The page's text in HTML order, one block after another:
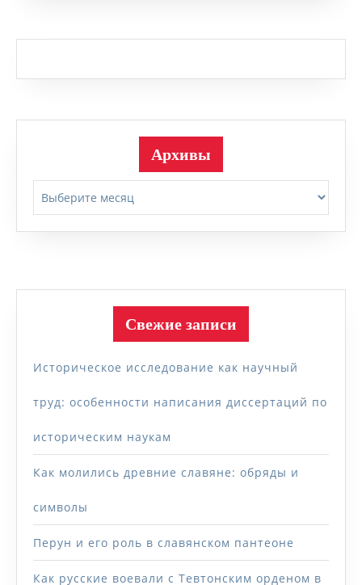
Архивы
Свежие записи
Историческое исследование как научный
труд: особенности написания диссертаций по
историческим наукам
Как молились древние славяне: обряды и
символы
Перун и его роль в славянском пантеоне
Как русские воевали с Тевтонским орденом в